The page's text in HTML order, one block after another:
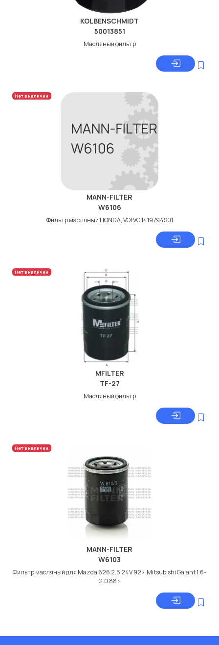
KOLBENSCHMIDT
50013851
Масляный фильтр
Нет в наличии
MANN-FILTER
W6106
Фильтр масляный HONDA, VOLVO 1419794S01
Нет в наличии
MFILTER
TF-27
Масляный фильтр
Нет в наличии
MANN-FILTER
W6103
Фильтр масляный для Mazda 626 2.5 24V 92>,Mitsubishi Galant 1.6-
2.0 88>